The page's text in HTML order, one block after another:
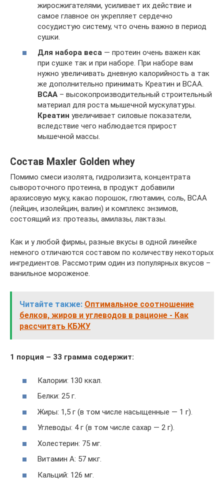
жиросжигателями, усиливает их действие и
самое главное он укрепляет сердечно
сосудистую систему, что очень важно в период
сушки.
Для набора веса — протеин очень важен как
при сушке так и при наборе. При наборе вам
нужно увеличивать дневную калорийность а так
же дополнительно принимать Креатин и ВСАА.
ВСАА – высокопроизводительный строительный
материал для роста мышечной мускулатуры.
Креатин увеличивает силовые показатели,
вследствие чего наблюдается прирост
мышечной массы.
Состав Maxler Golden whey
Помимо смеси изолята, гидролизита, концентрата
сывороточного протеина, в продукт добавили
арахисовую муку, какао порошок, глютамин, соль, ВСАА
(лейцин, изолейцин, валин) и комплекс энзимов,
состоящий из: протеазы, амилазы, лактазы.
Как и у любой фирмы, разные вкусы в одной линейке
немного отличаются составом по количеству некоторых
ингредиентов. Рассмотрим один из популярных вкусов –
ванильное мороженое.
Читайте также: Оптимальное соотношение
белков, жиров и углеводов в рационе - Как
рассчитать КБЖУ
1 порция – 33 грамма содержит:
Калории: 130 ккал.
Белки: 25 г.
Жиры: 1,5 г (в том числе насыщенные — 1 г).
Углеводы: 4 г (в том числе сахар — 2 г).
Холестерин: 75 мг.
Витамин А: 57 мкг.
Кальций: 126 мг.